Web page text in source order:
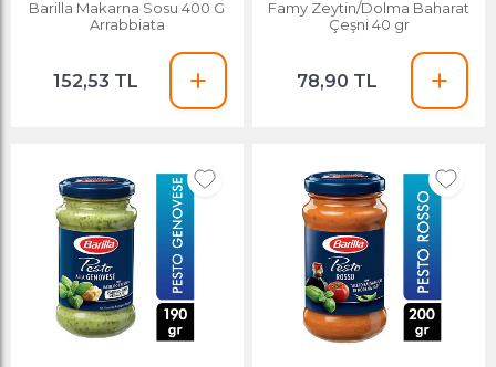
Barilla Makarna Sosu 400 G
Arrabbiata
152,53 TL
Famy Zeytin/Dolma Baharat
Çeşni 40 gr
78,90 TL